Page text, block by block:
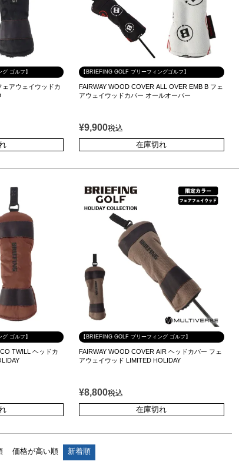
ゴルフ】
ェアウェイウッドカ
【BRIEFING GOLF ブリーフィングゴルフ】
FAIRWAY WOOD COVER ALL OVER EMB B フェ
アウェイウッドカバー オールオーバー
¥9,900税込
在庫切れ
ゴルフ】
TWILL ヘッドカ
【BRIEFING GOLF ブリーフィング ゴルフ】
FAIRWAY WOOD COVER AIR ヘッドカバー フェ
アウェイウッド LIMITED HOLIDAY
¥8,800税込
在庫切れ
価格が高い順 新着順